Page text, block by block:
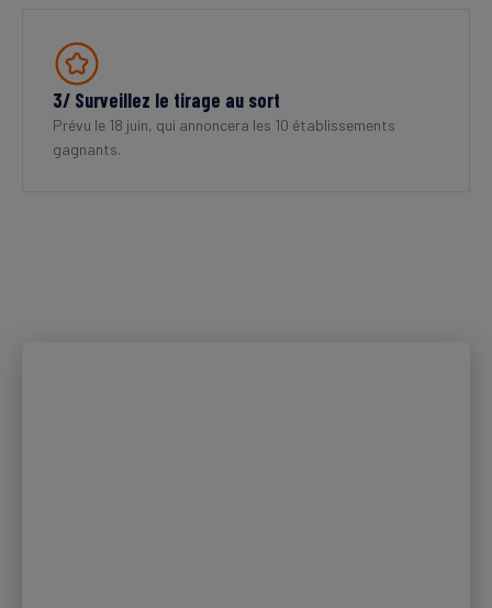
3/ Surveillez le tirage au sort
Prévu le 18 juin, qui annoncera les 10 établissements
gagnants.